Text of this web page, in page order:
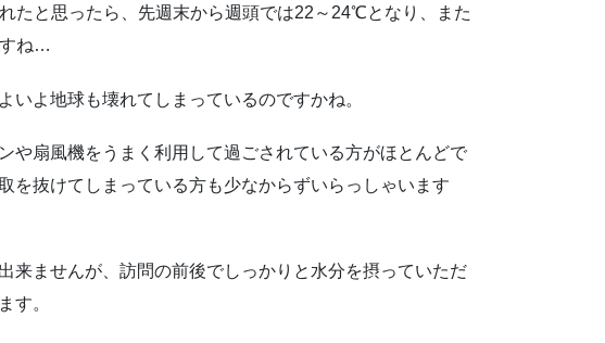
たと思ったら、先週末から週頭では22～24℃となり、また
ね…
いよ地球も壊れてしまっているのですかね。
や扇風機をうまく利用して過ごされている方がほとんどで
を抜けてしまっている方も少なからずいらっしゃいます
来ませんが、訪問の前後でしっかりと水分を摂っていただ
す。